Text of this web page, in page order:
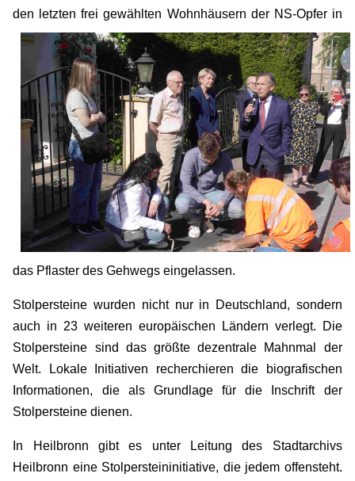
den letzten frei gewählten Wohnhäusern der NS-Opfer in
das Pflaster des Gehwegs eingelassen.
Stolpersteine wurden nicht nur in Deutschland, sondern
auch in 23 weiteren europäischen Ländern verlegt. Die
Stolpersteine sind das größte dezentrale Mahnmal der
Welt. Lokale Initiativen recherchieren die biografischen
Informationen, die als Grundlage für die Inschrift der
Stolpersteine dienen.
In Heilbronn gibt es unter Leitung des Stadtarchivs
Heilbronn eine Stolpersteininitiative, die jedem offensteht.